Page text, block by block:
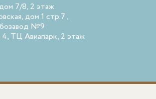
7/8, 2 этаж
дом 1 стр.7 ,
№9
4, ТЦ Авиапарк, 2 этаж